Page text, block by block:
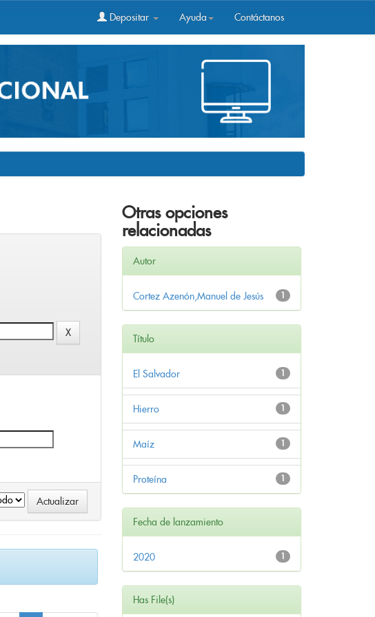
Depositar Ayuda Contáctanos
Otras opciones
relacionadas
Autor
1
Cortez Azenón,Manuel de Jesús
Título
1
El Salvador
1
Hierro
1
Maíz
1
Proteína
Fecha de lanzamiento
1
2020
Has File(s)